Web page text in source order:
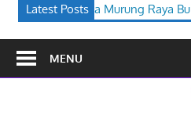
Latest Posts
Sosialisasi Perbup PJPK
MENU